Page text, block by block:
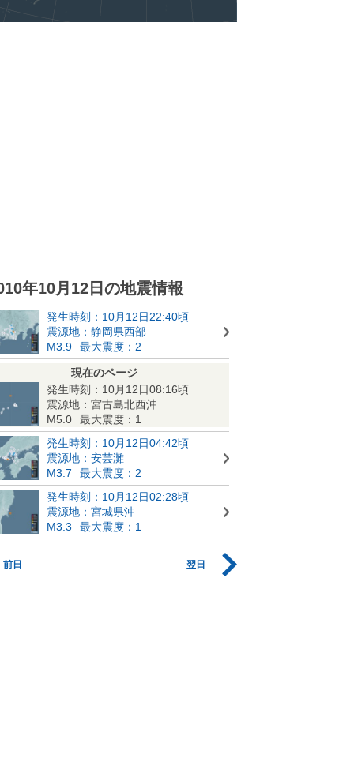
年10月12日の地震情報
発生時刻：10月12日22:40頃
震源地：静岡県西部
M3.9
最大震度：2
現在のページ
発生時刻：10月12日08:16頃
震源地：宮古島北西沖
M5.0
最大震度：1
発生時刻：10月12日04:42頃
震源地：安芸灘
M3.7
最大震度：2
発生時刻：10月12日02:28頃
震源地：宮城県沖
M3.3
最大震度：1
前日 翌日